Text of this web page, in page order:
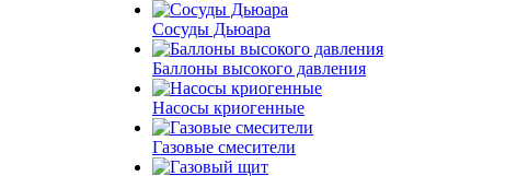
Сосуды Дьюара
Баллоны высокого давления
Насосы криогенные
Газовые смесители